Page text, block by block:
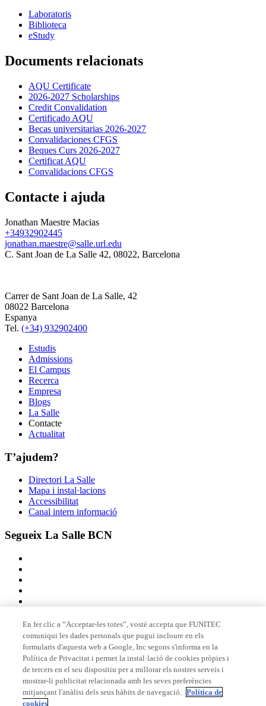
Laboratoris
Biblioteca
eStudy
Documents relacionats
AQU Certificate
2026-2027 Scholarships
Credit Convalidation
Certificado AQU
Becas universitarias 2026-2027
Convalidaciones CFGS
Beques Curs 2026-2027
Certificat AQU
Convalidacions CFGS
Contacte i ajuda
Jonathan Maestre Macias
+34932902445
jonathan.maestre@salle.url.edu
C. Sant Joan de La Salle 42, 08022, Barcelona
Carrer de Sant Joan de La Salle, 42
08022 Barcelona
Espanya
Tel. (+34) 932902400
Estudis
Admissions
El Campus
Recerca
Empresa
Blogs
La Salle
Contacte
Actualitat
T’ajudem?
Directori La Salle
Mapa i instal·lacions
Accessibilitat
Canal intern informació
Segueix La Salle BCN
Membre de
Acreditacions
En fer clic a “Acceptar-les totes”, vostè accepta que FUNITEC
comuniqui les dades personals que pugui incloure en els
formularis d'aquesta web a Google, Inc segons s'informa en la
Política de Privacitat i permet la instal·lació de cookies pròpies i
de tercers en el seu dispositiu per a millorar els nostres serveis i
mostrar-li publicitat relacionada amb les seves preferències
mitjançant l'anàlisi dels seus hàbits de navegació. Política de
cookies